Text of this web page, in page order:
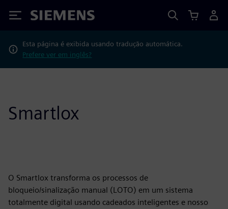
Siemens
Esta página é exibida usando tradução automática.
Prefere ver em inglês?
Smartlox
O Smartlox transforma os processos de
bloqueio/sinalização manual (LOTO) em um sistema
totalmente digital usando cadeados inteligentes e nosso